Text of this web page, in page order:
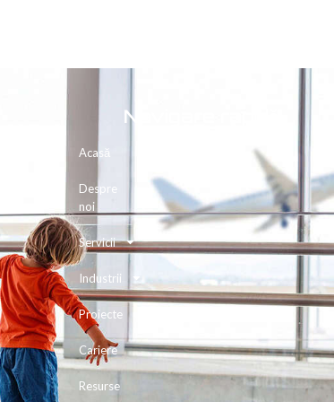
Navigare rapidă
Acasă
Despre
noi
Servicii
Industrii
Proiecte
Cariere
Resurse